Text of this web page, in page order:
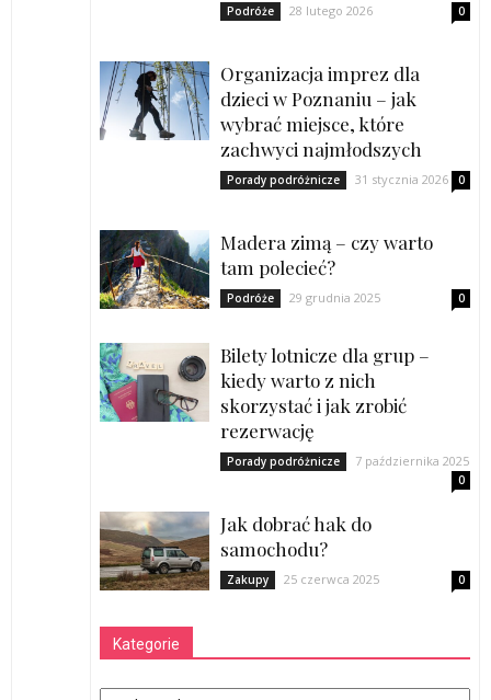
Podróże 28 lutego 2026 0
Organizacja imprez dla
dzieci w Poznaniu – jak
wybrać miejsce, które
zachwyci najmłodszych
Porady podróżnicze 31 stycznia 2026 0
Madera zimą – czy warto
tam polecieć?
Podróże 29 grudnia 2025 0
Bilety lotnicze dla grup –
kiedy warto z nich
skorzystać i jak zrobić
rezerwację
Porady podróżnicze 7 października 2025
0
Jak dobrać hak do
samochodu?
Zakupy 25 czerwca 2025 0
Kategorie
Kategorie